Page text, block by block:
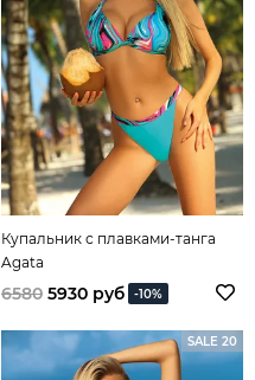
Купальник с плавками-танга
Agata
6580 5930 руб -10%
SALE 20